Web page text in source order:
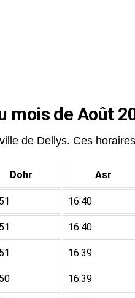
mois de Août
de Dellys. Ces
Dohr Asr
16:40
16:40
16:39
16:39